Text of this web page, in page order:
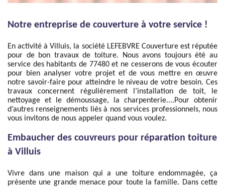
Notre entreprise de couverture à votre service !
En activité à Villuis, la société LEFEBVRE Couverture est réputée
pour de bon travaux de toiture. Nous avons toujours été au
service des habitants de 77480 et ne cesserons de vous écouter
pour bien analyser votre projet et de vous mettre en œuvre
notre savoir-faire pour atteindre le niveau de votre besoin. Ces
travaux concernent régulièrement l’installation de toit, le
nettoyage et le démoussage, la charpenterie....Pour obtenir
d’autres renseignements liés à nos services professionnels, nous
vous invitons de nous appeler quand vous voulez.
Embaucher des couvreurs pour réparation toiture
à Villuis
Vivre dans une maison qui a une toiture endommagée, ça
présente une grande menace pour toute la famille. Dans cette